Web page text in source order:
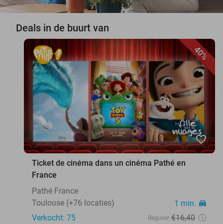
Deals in de buurt van
40%
favorite_border
Ticket de cinéma dans un cinéma Pathé en
France
Pathé France
Toulouse (+76 locaties)
1 min. directions_car
Verkocht: 75 Regulier €16,40